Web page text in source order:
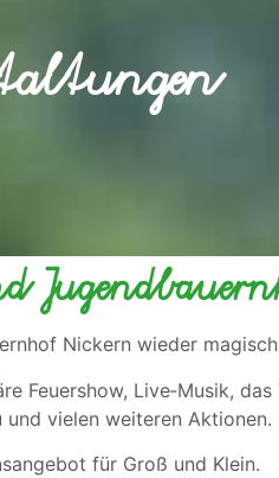
Nickern wieder
Feuershow, Live‑Musik,
vielen weiteren Aktionen.
für Groß und Klein.